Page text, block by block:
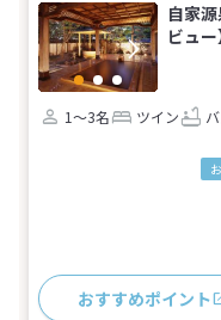
自家
ビュ
1～3名 ツイン
おすすめポイント